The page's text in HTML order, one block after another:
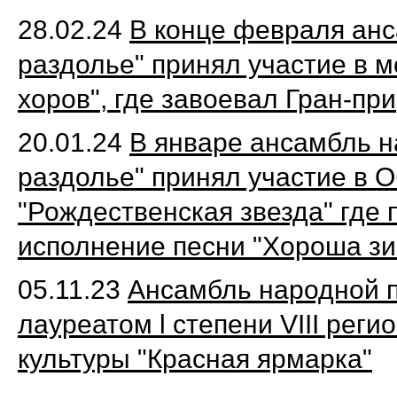
28.02.24 В конце февраля
раздолье" принял участие в
хоров", где завоевал Гран-при
20.01.24 В январе ансамбль
раздолье" принял участие в
"Рождественская звезда"
исполнение песни "Хороша
05.11.23 Ансамбль народной
лауреатом l степени VIII
культуры "Красная ярмарка"